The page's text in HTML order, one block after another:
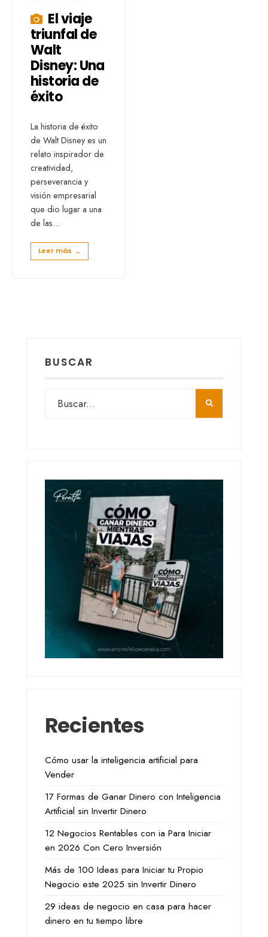
El viaje
triunfal de
Walt
Disney: Una
historia de
éxito
La historia de éxito
de Walt Disney es un
relato inspirador de
creatividad,
perseverancia y
visión empresarial
que dio lugar a una
de las...
Leer más →
BUSCAR
Recientes
Cómo usar la inteligencia artificial para
Vender
17 Formas de Ganar Dinero con Inteligencia
Artificial sin Invertir Dinero
12 Negocios Rentables con ia Para Iniciar
en 2026 Con Cero Inversión
Más de 100 Ideas para Iniciar tu Propio
Negocio este 2025 sin Invertir Dinero
29 ideas de negocio en casa para hacer
dinero en tu tiempo libre